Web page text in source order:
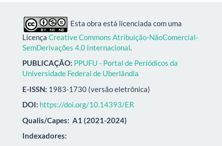
Esta obra está licenciada com uma
Licença Creative Commons Atribuição-NãoComercial-
SemDerivações 4.0 Internacional.
PUBLICAÇÃO: PPUFU - Portal de Periódicos da
Universidade Federal de Uberlândia
E-ISSN: 1983-1730 (versão eletrônica)
DOI: https://doi.org/10.14393/ER
Qualis/Capes: A1 (2021-2024)
Indexadores: